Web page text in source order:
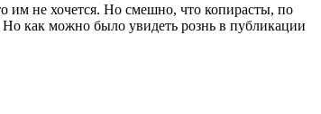
им не хочется. Но смешно, что копирасты, по
как можно было увидеть рознь в публикации